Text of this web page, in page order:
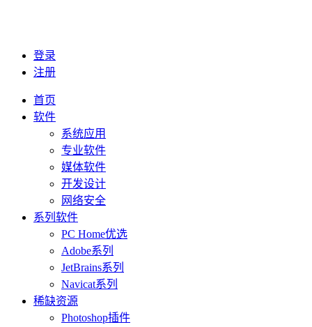
登录
注册
首页
软件
系统应用
专业软件
媒体软件
开发设计
网络安全
系列软件
PC Home优选
Adobe系列
JetBrains系列
Navicat系列
稀缺资源
Photoshop插件